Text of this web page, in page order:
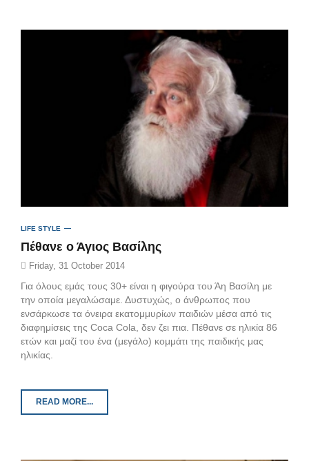
LIFE STYLE
Πέθανε ο Άγιος Βασίλης
Friday, 31 October 2014
Για όλους εμάς τους 30+ είναι η φιγούρα του Άη Βασίλη με
την οποία μεγαλώσαμε. Δυστυχώς, ο άνθρωπος που
ενσάρκωσε τα όνειρα εκατομμυρίων παιδιών μέσα από τις
διαφημίσεις της Coca Cola, δεν ζει πια. Πέθανε σε ηλικία 86
ετών και μαζί του ένα (μεγάλο) κομμάτι της παιδικής μας
ηλικίας.
READ MORE...